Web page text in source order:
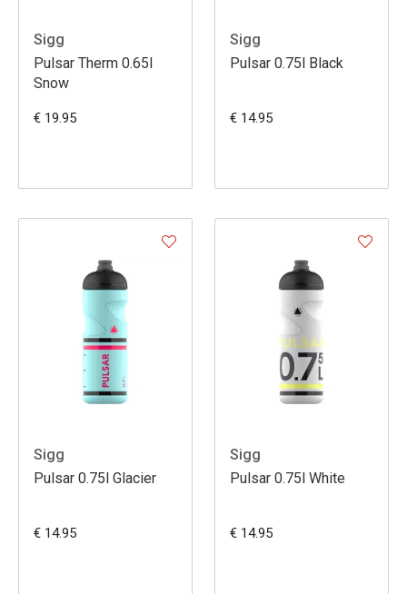
Sigg
Pulsar Therm 0.65l
Snow
€ 19.95
Sigg
Pulsar 0.75l Black
€ 14.95
Sigg
Pulsar 0.75l Glacier
€ 14.95
Sigg
Pulsar 0.75l White
€ 14.95